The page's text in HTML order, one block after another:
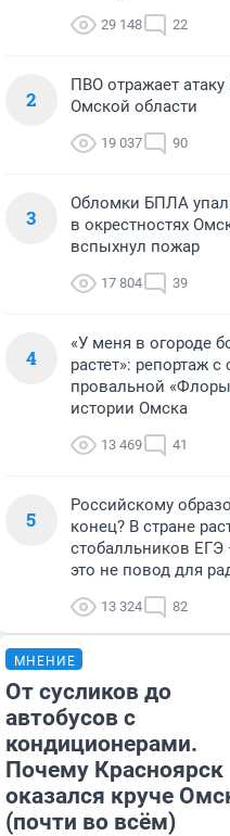
29 148 22
2
ПВО отражает
Омской области
19 037 90
3
Обломки БПЛА
в окрестностях
вспыхнул пожар
17 804 39
4
«У меня в огороде
растет»: репортаж с
провальной
истории Омска
13 469 41
5
Российскому
конец? В стране
стобалльников
это не повод для
13 324 82
МНЕНИЕ
От сусликов до
автобусов с
кондиционерами.
Почему Красноярск
оказался круче
(почти во всём)